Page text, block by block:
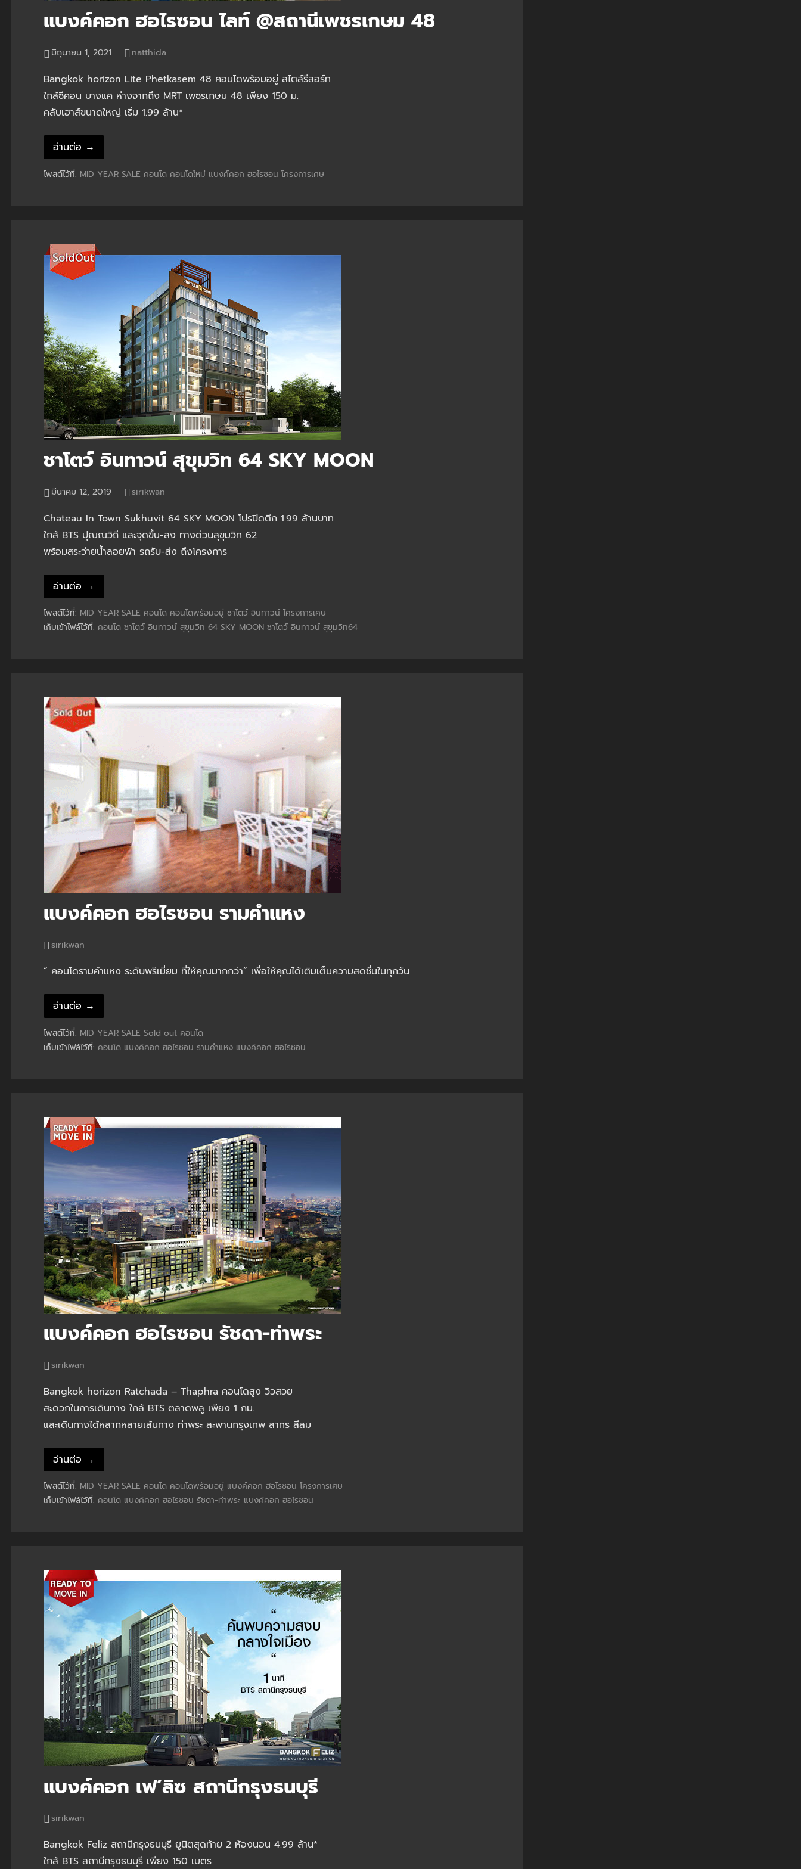
แบงค์คอก ฮอไรซอน ไลท์ @สถานีเพชรเกษม 48
มิถุนายน 1, 2021 natthida
Bangkok horizon Lite Phetkasem 48 คอนโดพร้อมอยู่ สไตล์รีสอร์ท
ใกล้ซีคอน บางแค ห่างจากถึง MRT เพซรเกษม 48 เพียง 150 ม.
คลับเฮาส์ขนาดใหญ่ เริ่ม 1.99 ล้าน*
อ่านต่อ →
โพสต์ไว้ที่: MID YEAR SALE คอนโด คอนโดใหม่ แบงค์คอก ฮอไรซอน โครงการเศษ
ชาโตว์ อินทาวน์ สุขุมวิท 64 SKY MOON
มีนาคม 12, 2019 sirikwan
Chateau In Town Sukhuvit 64 SKY MOON โปรปิดตึก 1.99 ล้านบาท
ใกล้ BTS ปุณณวิถี และจุดขึ้น-ลง ทางด่วนสุขุมวิท 62
พร้อมสระว่ายน้ำลอยฟ้า รถรับ-ส่ง ถึงโครงการ
อ่านต่อ →
โพสต์ไว้ที่: MID YEAR SALE คอนโด คอนโดพร้อมอยู่ ชาโตว์ อินทาวน์ โครงการเศษ
เก็บเข้าไฟล์ไว้ที่: คอนโด ชาโตว์ อินทาวน์ สุขุมวิท 64 SKY MOON ชาโตว์ อินทาวน์ สุขุมวิท64
แบงค์คอก ฮอไรซอน รามคำแหง
sirikwan
“ คอนโดรามคำแหง ระดับพรีเมี่ยม ที่ให้คุณมากกว่า” เพื่อให้คุณได้เติมเต็มความสดชื่นในทุกวัน
อ่านต่อ →
โพสต์ไว้ที่: MID YEAR SALE Sold out คอนโด
เก็บเข้าไฟล์ไว้ที่: คอนโด แบงค์คอก ฮอไรซอน รามคำแหง แบงค์คอก ฮอไรซอน
แบงค์คอก ฮอไรซอน รัชดา-ท่าพระ
sirikwan
Bangkok horizon Ratchada – Thaphra คอนโดสูง วิวสวย
สะดวกในการเดินทาง ใกล้ BTS ตลาดพลู เพียง 1 กม.
และเดินทางได้หลากหลายเส้นทาง ท่าพระ สะพานกรุงเทพ สาทร สีลม
อ่านต่อ →
โพสต์ไว้ที่: MID YEAR SALE คอนโด คอนโดพร้อมอยู่ แบงค์คอก ฮอไรซอน โครงการเศษ
เก็บเข้าไฟล์ไว้ที่: คอนโด แบงค์คอก ฮอไรซอน รัชดา-ท่าพระ แบงค์คอก ฮอไรซอน
แบงค์คอก เฟ’ลิซ สถานีกรุงธนบุรี
sirikwan
Bangkok Feliz สถานีกรุงธนบุรี ยูนิตสุดท้าย 2 ห้องนอน 4.99 ล้าน*
ใกล้ BTS สถานีกรุงธนบุรี เพียง 150 เมตร